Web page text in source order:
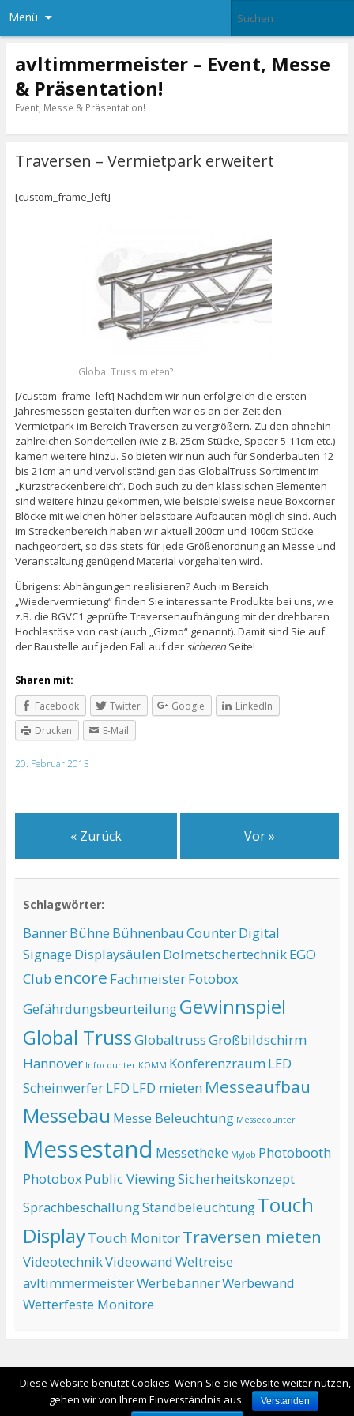
Menü
avltimmermeister – Event, Messe
& Präsentation!
Event, Messe & Präsentation!
Traversen – Vermietpark erweitert
[custom_frame_left]
Global Truss mieten?
[/custom_frame_left] Nachdem wir nun erfolgreich die ersten
Jahresmessen gestalten durften war es an der Zeit den
Vermietpark im Bereich Traversen zu vergrößern. Zu den ohnehin
zahlreichen Sonderteilen (wie z.B. 25cm Stücke, Spacer 5-11cm etc.)
kamen weitere hinzu. So bieten wir nun auch für Sonderbauten 12
bis 21cm an und vervollständigen das GlobalTruss Sortiment im
„Kurzstreckenbereich“. Doch auch zu den klassischen Elementen
sind weitere hinzu gekommen, wie beispielsweise neue Boxcorner
Blöcke mit welchen höher belastbare Aufbauten möglich sind. Auch
im Streckenbereich haben wir aktuell 200cm und 100cm Stücke
nachgeordert, so das stets für jede Größenordnung an Messe und
Veranstaltung genügend Material vorgehalten wird.
Übrigens: Abhängungen realisieren? Auch im Bereich
„Wiedervermietung“ finden Sie interessante Produkte bei uns, wie
z.B. die BGVC1 geprüfte Traversenaufhängung mit der drehbaren
Hochlastöse von cast (auch „Gizmo“ genannt). Damit sind Sie auf
der Baustelle auf jeden Fall auf dersicherenSeite!
Sharen mit:
Facebook
Twitter Google
LinkedIn
Drucken
E-Mail
20. Februar 2013
« Zurück Vor »
Schlagwörter:
BannerBühne BühnenbauCounterDigital
Signage DisplaysäulenDolmetschertechnikEGO
Club encore FachmeisterFotobox
GefährdungsbeurteilungGewinnspiel
Global TrussGlobaltrussGroßbildschirm
Hannover Infocounter KOMM KonferenzraumLED
ScheinwerferLFD LFD mieten Messeaufbau
Messebau Messe Beleuchtung Messecounter
Messestand Messetheke MyJob Photobooth
PhotoboxPublic ViewingSicherheitskonzept
SprachbeschallungStandbeleuchtungTouch
DisplayTouch MonitorTraversen mieten
VideotechnikVideowandWeltreise
avltimmermeisterWerbebannerWerbewand
Wetterfeste Monitore
Ganze Seite ansehen
Angetrieben von WordPress
Diese Website benutzt Cookies. Wenn Sie die Website weiter nutzen,
gehen wir von Ihrem Einverständnis aus.
Verstanden